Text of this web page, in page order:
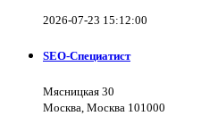
2026-07-23 15:12:00
SEO-Специатист
Мясницкая 30
Москва, Москва 101000